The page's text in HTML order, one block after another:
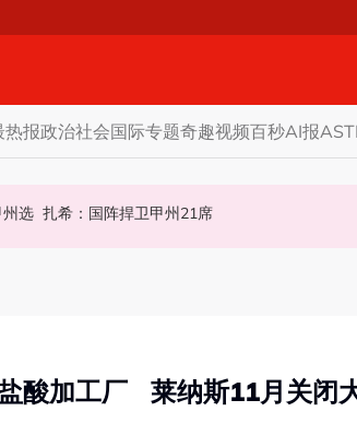
热报政治社会国际专题奇趣视频百秒AI报
摩托车况欠佳、骑士疲劳肇祸 RXZ主办方否认非法飙车引发车祸
开放与各方合作迎战甲州选 扎希：国阵捍卫甲州21席
SST成华商远离希盟因素？ 阿末马斯兰：华裔商家更倾向GST机制
酸加工厂 莱纳斯11月关闭